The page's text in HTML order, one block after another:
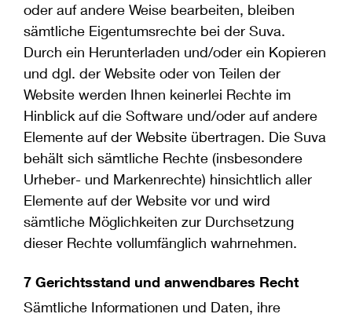
oder auf andere Weise bearbeiten, bleiben
sämtliche Eigentumsrechte bei der Suva.
Durch ein Herunterladen und/oder ein Kopieren
und dgl. der Website oder von Teilen der
Website werden Ihnen keinerlei Rechte im
Hinblick auf die Software und/oder auf andere
Elemente auf der Website übertragen. Die Suva
behält sich sämtliche Rechte (insbesondere
Urheber- und Markenrechte) hinsichtlich aller
Elemente auf der Website vor und wird
sämtliche Möglichkeiten zur Durchsetzung
dieser Rechte vollumfänglich wahrnehmen.
7 Gerichtsstand und anwendbares Recht
Sämtliche Informationen und Daten, ihre